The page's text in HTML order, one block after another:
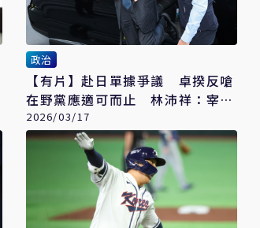
政治
【有片】赴日單據爭議 卓揆反嗆
在野黨應適可而止 林沛祥：宰相
無私事
2026/03/17